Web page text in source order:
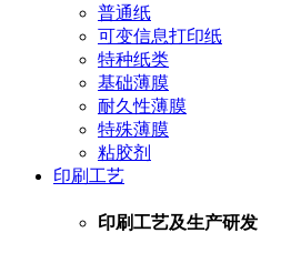
普通纸
可变信息打印纸
特种纸类
基础薄膜
耐久性薄膜
特殊薄膜
粘胶剂
印刷工艺
印刷工艺及生产研发